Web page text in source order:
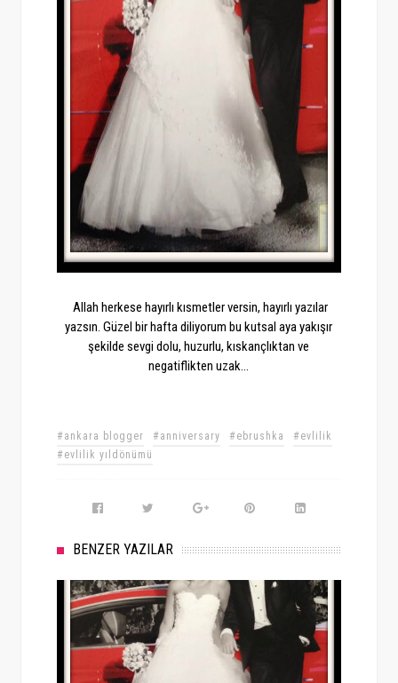
Allah herkese hayırlı kısmetler versin, hayırlı yazılar
yazsın. Güzel bir hafta diliyorum bu kutsal aya yakışır
şekilde sevgi dolu, huzurlu, kıskançlıktan ve
negatiflikten uzak...
#ankara blogger #anniversary #ebrushka
#evlilik
#evlilik yıldönümü
BENZER YAZILAR